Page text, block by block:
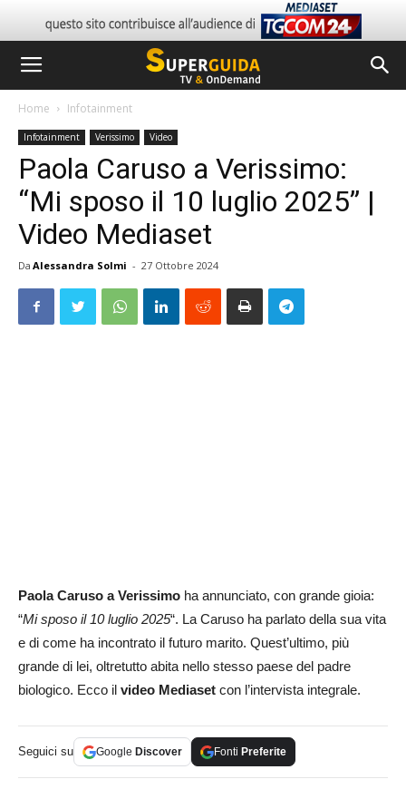
Home Infotainment
Infotainment Verissimo Video
Paola Caruso a Verissimo:
“Mi sposo il 10 luglio 2025” |
Video Mediaset
Da Alessandra Solmi - 27 Ottobre 2024
Paola Caruso a Verissimo ha annunciato, con grande gioia:
“Mi sposo il 10 luglio 2025“. La Caruso ha parlato della sua vita
e di come ha incontrato il futuro marito. Quest’ultimo, più
grande di lei, oltretutto abita nello stesso paese del padre
biologico. Ecco il video Mediaset con l’intervista integrale.
Seguici su Google Discover Fonti Preferite